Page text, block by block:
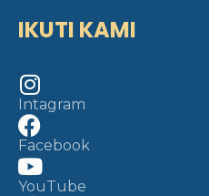
IKUTI KAMI
Intagram
Facebook
YouTube